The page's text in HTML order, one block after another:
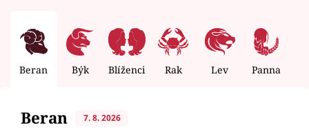
Beran Býk Blíženci Rak Lev Panna
Beran 7. 8. 2026